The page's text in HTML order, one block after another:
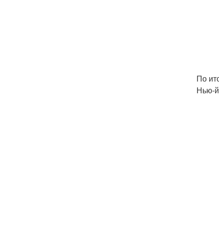
По
Нью-